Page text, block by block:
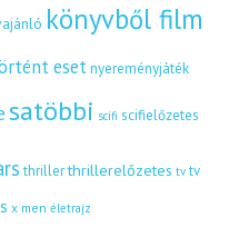
könyvből film
eset nyereményjáték
satöbbi scifi scifielőzetes
thriller thrillerelőzetes tv tv
x men életrajz